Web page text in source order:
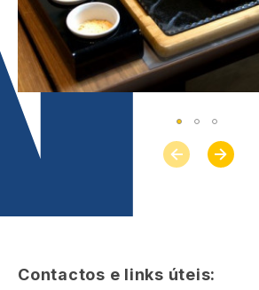
Contactos e links úteis: